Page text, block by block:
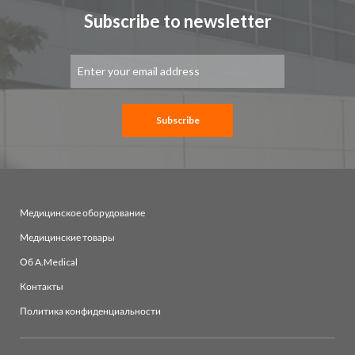
Subscribe to newsletter
for
Subscribe
Медицинское оборудование
Медицинские товары
Об A.Medical
Контакты
Политика конфиденциальности